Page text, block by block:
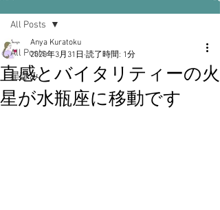
All Posts
星詠み
All Posts
直感とバイタリティーの火
星が水瓶座に移動です
Anya Kuratoku
2020年3月31日 読了時間: 1分